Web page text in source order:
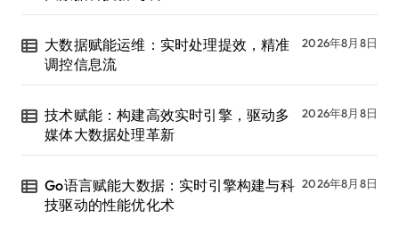
大数据赋能运维：实时处理提效，精准
调控信息流
2026年8月8日
技术赋能：构建高效实时引擎，驱动多
媒体大数据处理革新
2026年8月8日
Go语言赋能大数据：实时引擎构建与科
技驱动的性能优化术
2026年8月8日